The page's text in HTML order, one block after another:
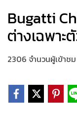
Bugatti
ต่างเฉพาะ
2306 จำนวนผู้เข้าชม